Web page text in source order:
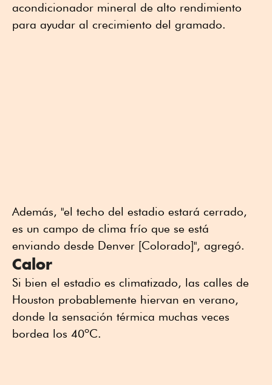
acondicionador mineral de alto rendimiento
para ayudar al crecimiento del gramado.
Además, "el techo del estadio estará cerrado,
es un campo de clima frío que se está
enviando desde Denver [Colorado]", agregó.
Calor
Si bien el estadio es climatizado, las calles de
Houston probablemente hiervan en verano,
donde la sensación térmica muchas veces
bordea los 40ºC.